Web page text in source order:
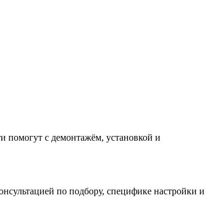
помогут с демонтажём, установкой и
по подбору, специфике настройки и